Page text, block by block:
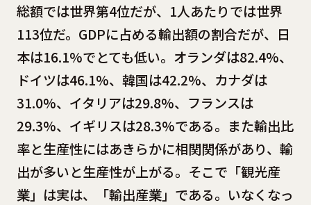
総額では世界第4位だが、1人あたりでは世界
113位だ。GDPに占める輸出額の割合だが、日
本は16.1%でとても低い。オランダは82.4%、
ドイツは46.1%、韓国は42.2%、カナダは
31.0%、イタリアは29.8%、フランスは
29.3%、イギリスは28.3%である。また輸出比
率と生産性にはあきらかに相関関係があり、輸
出が多いと生産性が上がる。そこで「観光産
業」は実は、「輸出産業」である。いなくなっ